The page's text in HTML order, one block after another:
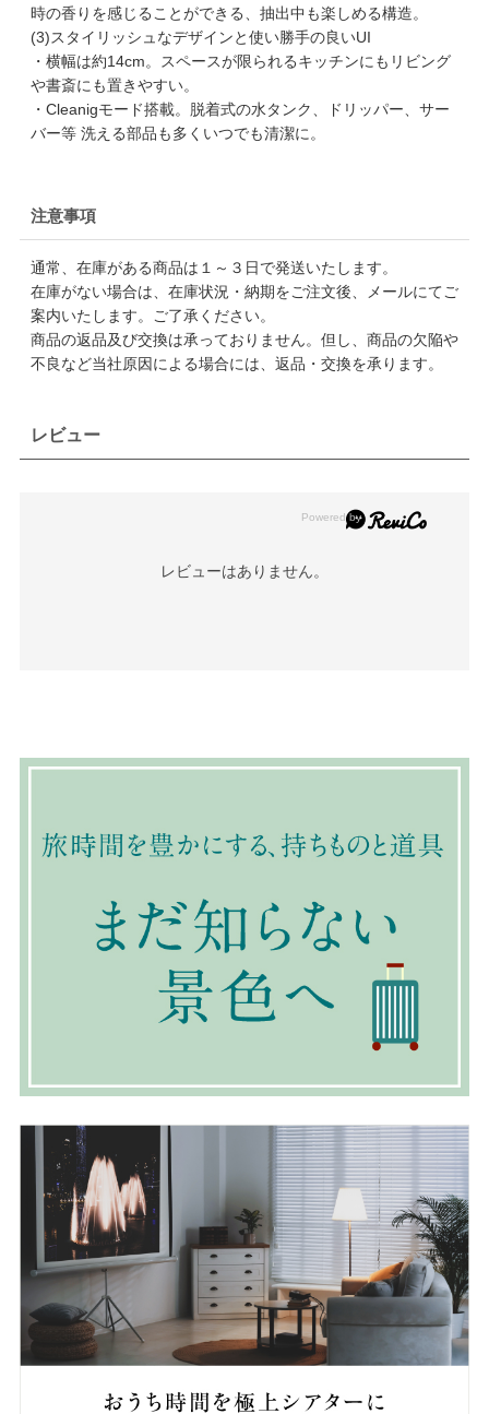
時の香りを感じることができる、抽出中も楽しめる構造。
(3)スタイリッシュなデザインと使い勝手の良いUI
・横幅は約14cm。スペースが限られるキッチンにもリビング
や書斎にも置きやすい。
・Cleanigモード搭載。脱着式の水タンク、ドリッパー、サー
バー等 洗える部品も多くいつでも清潔に。
注意事項
通常、在庫がある商品は１～３日で発送いたします。
在庫がない場合は、在庫状況・納期をご注文後、メールにてご
案内いたします。ご了承ください。
商品の返品及び交換は承っておりません。但し、商品の欠陥や
不良など当社原因による場合には、返品・交換を承ります。
レビュー
レビューはありません。